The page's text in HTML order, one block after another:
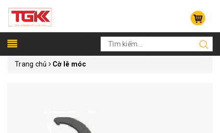
Trang chủ Cờ lê móc